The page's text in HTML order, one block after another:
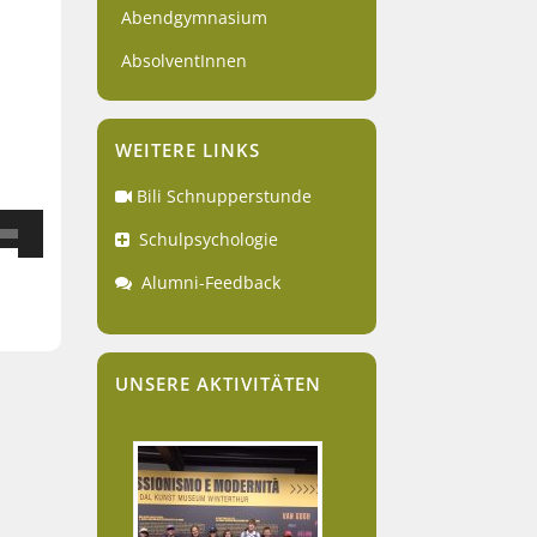
Runter
Abendgymnasium
AbsolventInnen
WEITERE LINKS
Bili Schnupperstunde
Schulpsychologie
Alumni-Feedback
UNSERE AKTIVITÄTEN